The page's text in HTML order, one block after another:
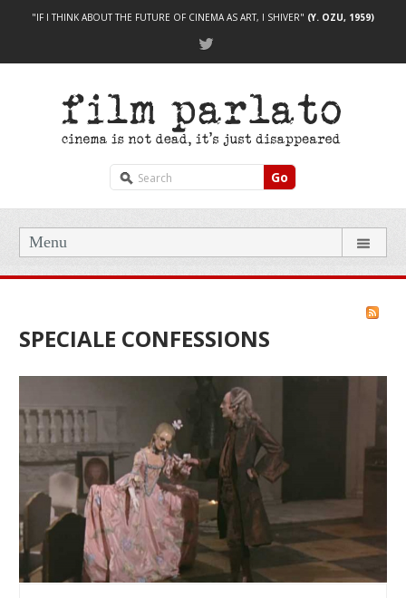
"IF I THINK ABOUT THE FUTURE OF CINEMA AS ART, I SHIVER" (Y. OZU, 1959)
Go
Menu
SPECIALE CONFESSIONS